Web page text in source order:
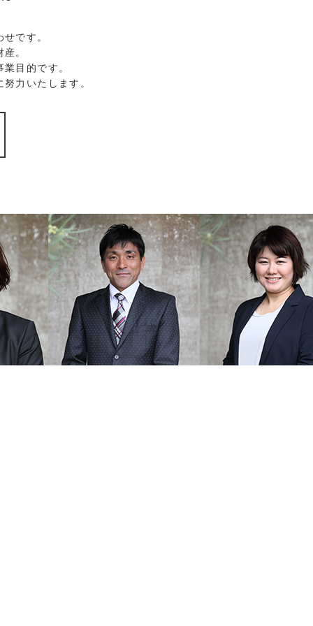
です。
。
目的です。
力いたします。